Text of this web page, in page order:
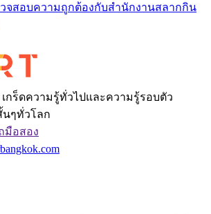
จสอบความถูกต้องกับสำนักงานสลากกิน
กร็ดความรู้ทั่วไปและความรู้รอบตัว
นๆทั่วโลก
มือสอง